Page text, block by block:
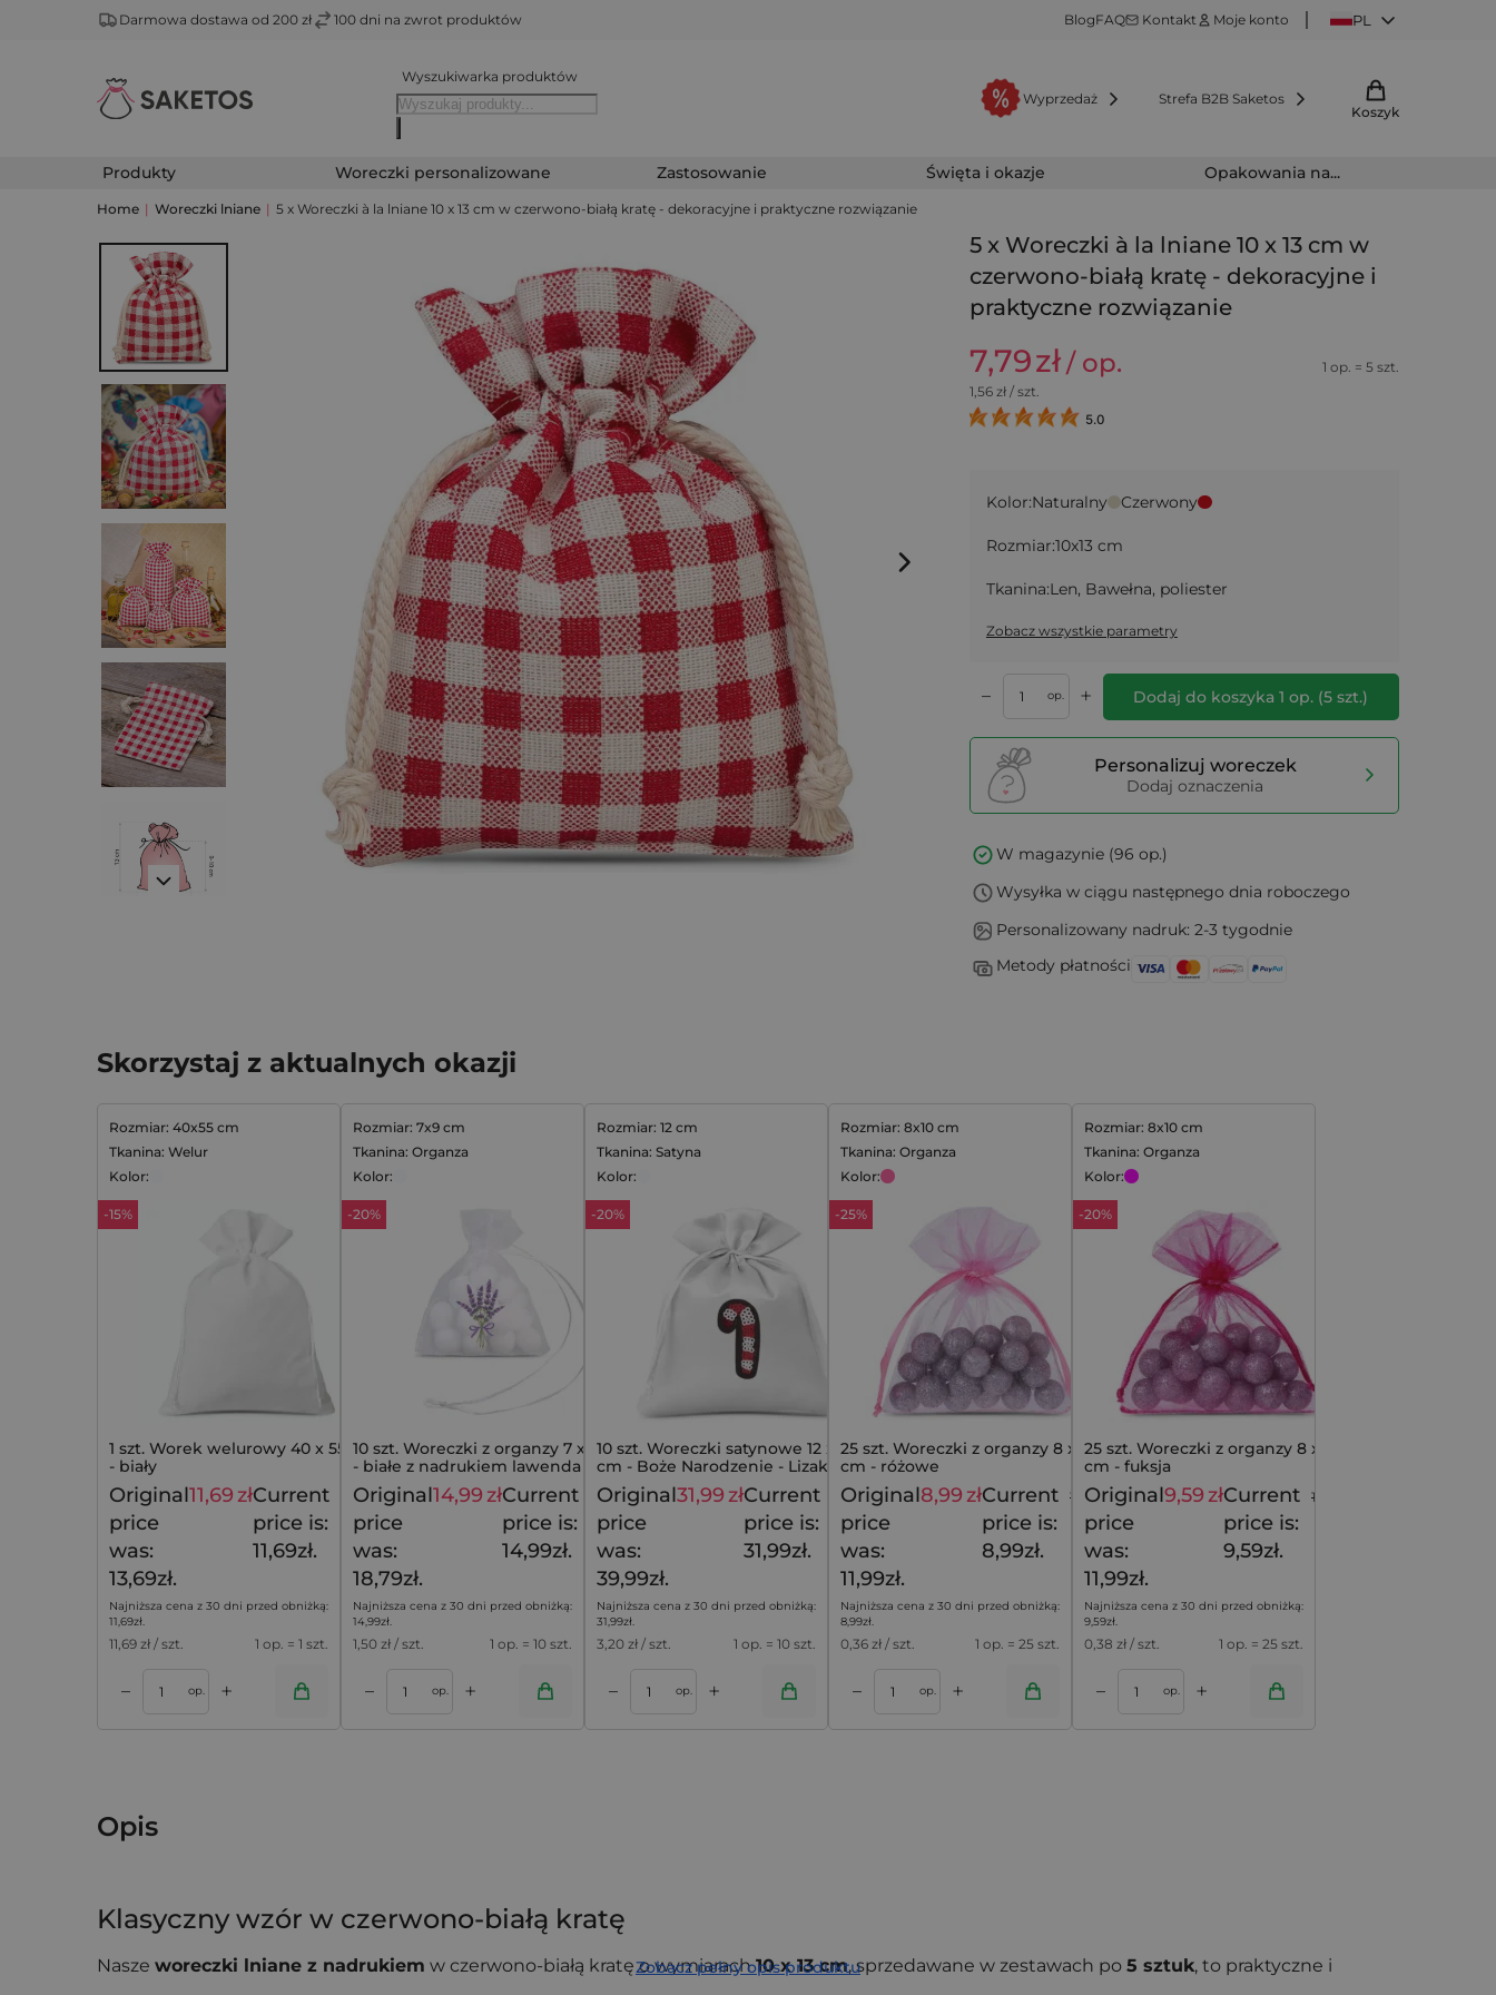
Darmowa dostawa od 200 zł 100 dni na zwrot produktów BlogFAQ Kontakt Moje konto PL
Wyszukiwarka produktów
Wyprzedaż
Strefa B2B Saketos
Koszyk
Produkty Woreczki personalizowane Zastosowanie Święta i okazje Opakowania na...
Home | Woreczki lniane | 5 x Woreczki à la lniane 10 x 13 cm w czerwono-białą kratę - dekoracyjne i praktyczne rozwiązanie
5 x Woreczki à la lniane 10 x 13 cm w
czerwono-białą kratę - dekoracyjne i
praktyczne rozwiązanie
7,79zł/ op.
1 op. = 5 szt.
1,56zł / szt.
5.0
Kolor:Naturalny Czerwony
Rozmiar:10x13 cm
Tkanina:Len, Bawełna, poliester
Zobacz wszystkie parametry
– op. + Dodaj do koszyka1 op. (5 szt.)
Personalizuj woreczek
Dodaj oznaczenia
W magazynie (96 op.)
Wysyłka w ciągu następnego dnia roboczego
Personalizowany nadruk: 2-3 tygodnie
Metody płatności
Skorzystaj z aktualnych okazji
Rozmiar: 40x55 cm
Tkanina: Welur
Kolor:
-15%
1 szt. Worek welurowy 40 x 55 cm
- biały
13,69 zł
Original
price
was:
13,69zł.
11,69złCurrent
price is:
11,69zł.
Najniższa cena z 30 dni przed obniżką:
11,69zł.
11,69 zł / szt. 1 op. = 1 szt.
– op. +
Rozmiar: 7x9 cm
Tkanina: Organza
Kolor:
-20%
10 szt. Woreczki z organzy 7 x 9 cm
- białe z nadrukiem lawenda
18,79 zł
Original
price
was:
18,79zł.
14,99złCurrent
price is:
14,99zł.
Najniższa cena z 30 dni przed obniżką:
14,99zł.
1,50 zł / szt. 1 op. = 10 szt.
– op. +
Rozmiar: 12 cm
Tkanina: Satyna
Kolor:
-20%
10 szt. Woreczki satynowe 12 x 15
cm - Boże Narodzenie - Lizak
39,99 zł
Original
price
was:
39,99zł.
31,99złCurrent
price is:
31,99zł.
Najniższa cena z 30 dni przed obniżką:
31,99zł.
3,20 zł / szt. 1 op. = 10 szt.
– op. +
Dodaj do koszyka
Rozmiar: 8x10 cm
Tkanina: Organza
Kolor:
-25%
25 szt. Woreczki z organzy 8 x 10
cm - różowe
11,99 zł
Original
price
was:
11,99zł.
8,99złCurrent
price is:
8,99zł.
Najniższa cena z 30 dni przed obniżką:
8,99zł.
0,36 zł / szt. 1 op. = 25 szt.
– op. +
Dodaj do koszyka
Rozmiar: 8x10 cm
Tkanina: Organza
Kolor:
-20%
25 szt. Woreczki z organzy 8 x 10
cm - fuksja
11,99
Original
price
was:
11,99zł.
9,59złCurrent
price is:
9,59zł.
Najniższa cena z 30 dni przed obniżką:
9,59zł.
0,38 zł / szt. 1 op. = 25 szt.
– op. +
Dodaj do koszyka
Opis
Klasyczny wzór w czerwono-białą kratę
Nasze woreczki lniane z nadrukiem w czerwono-białą kratę o wymiarach10 x 13 cm, sprzedawane w zestawach po 5 sztuk, to praktyczne i
Zobacz pełny opis produktu